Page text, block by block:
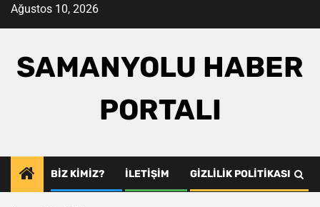
SkipAğustos 10, 2026
SAMANYOLU HABER
PORTALI
BIZ KIMIZ? İLETIŞIM GIZLILIK POLITIKASI